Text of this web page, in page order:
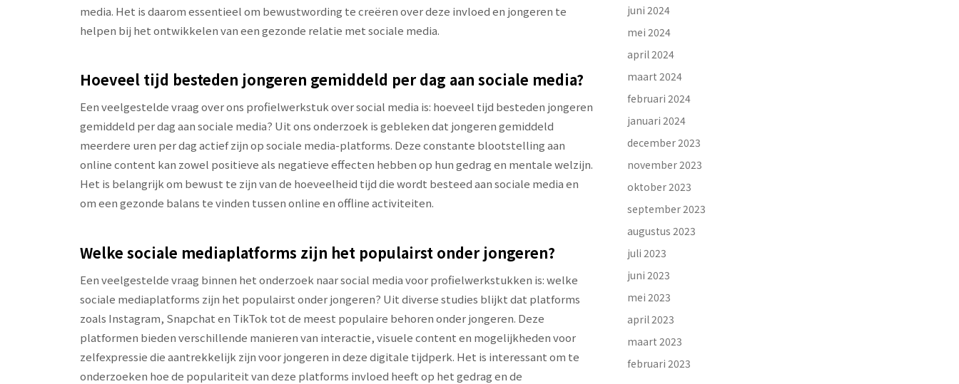
media. Het is daarom essentieel om bewustwording te creëren over deze invloed en jongeren te
helpen bij het ontwikkelen van een gezonde relatie met sociale media.
Hoeveel tijd besteden jongeren gemiddeld per dag aan sociale media?
Een veelgestelde vraag over ons profielwerkstuk over social media is: hoeveel tijd besteden jongeren
gemiddeld per dag aan sociale media? Uit ons onderzoek is gebleken dat jongeren gemiddeld
meerdere uren per dag actief zijn op sociale media-platforms. Deze constante blootstelling aan
online content kan zowel positieve als negatieve effecten hebben op hun gedrag en mentale welzijn.
Het is belangrijk om bewust te zijn van de hoeveelheid tijd die wordt besteed aan sociale media en
om een gezonde balans te vinden tussen online en offline activiteiten.
Welke sociale mediaplatforms zijn het populairst onder jongeren?
Een veelgestelde vraag binnen het onderzoek naar social media voor profielwerkstukken is: welke
sociale mediaplatforms zijn het populairst onder jongeren? Uit diverse studies blijkt dat platforms
zoals Instagram, Snapchat en TikTok tot de meest populaire behoren onder jongeren. Deze
platformen bieden verschillende manieren van interactie, visuele content en mogelijkheden voor
zelfexpressie die aantrekkelijk zijn voor jongeren in deze digitale tijdperk. Het is interessant om te
onderzoeken hoe de populariteit van deze platforms invloed heeft op het gedrag en de
juni 2024
mei 2024
april 2024
maart 2024
februari 2024
januari 2024
december 2023
november 2023
oktober 2023
september 2023
augustus 2023
juli 2023
juni 2023
mei 2023
april 2023
maart 2023
februari 2023